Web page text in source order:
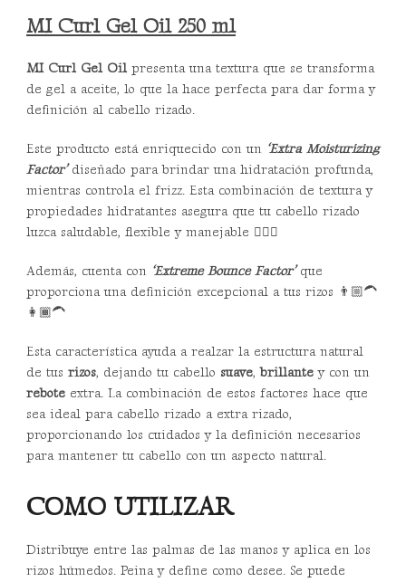
MI Curl Gel Oil 250 ml
MI Curl Gel Oil presenta una textura que se transforma
de gel a aceite, lo que la hace perfecta para dar forma y
definición al cabello rizado.
Este producto está enriquecido con un ‘Extra Moisturizing
Factor’diseñado para brindar una hidratación profunda,
mientras controla el frizz. Esta combinación de textura y
propiedades hidratantes asegura que tu cabello rizado
luzca saludable, flexible y manejable 💁🏼‍♀️
Además, cuenta con ‘Extreme Bounce Factor’que
proporciona una definición excepcional a tus rizos 👨🏼‍🦱
👩🏾‍🦱
Esta característica ayuda a realzar la estructura natural
de tus rizos, dejando tu cabello suave,brillante y con un
rebote extra. La combinación de estos factores hace que
sea ideal para cabello rizado a extra rizado,
proporcionando los cuidados y la definición necesarios
para mantener tu cabello con un aspecto natural.
COMO UTILIZAR
Distribuye entre las palmas de las manos y aplica en los
rizos húmedos. Peina y define como desee. Se puede